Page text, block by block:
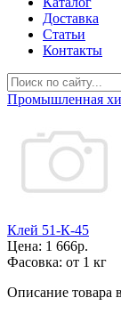
Доставка
Статьи
Контакты
Промышленная
Клей 51-К-45
Цена: 1 666р.
Фасовка: от 1 кг
Описание товара